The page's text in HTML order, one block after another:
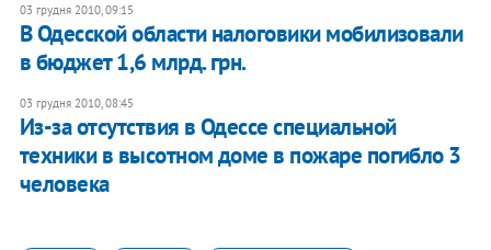
03 грудня 2010, 09:15
В Одесской области налоговики мобилизовали
в бюджет 1,6 млрд. грн.
03 грудня 2010, 08:45
Из-за отсутствия в Одессе специальной
техники в высотном доме в пожаре погибло 3
человека